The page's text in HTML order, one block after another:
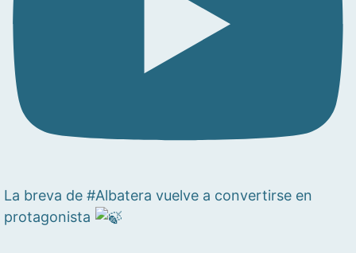
La breva de #Albatera vuelve a convertirse en
protagonista